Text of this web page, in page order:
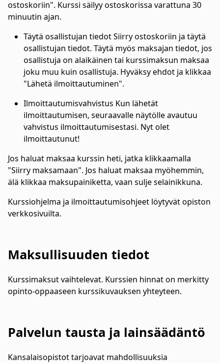
ostoskoriin". Kurssi säilyy ostoskorissa varattuna 30
minuutin ajan.
Täytä osallistujan tiedot Siirry ostoskoriin ja täytä
osallistujan tiedot. Täytä myös maksajan tiedot, jos
osallistuja on alaikäinen tai kurssimaksun maksaa
joku muu kuin osallistuja. Hyväksy ehdot ja klikkaa
"Lähetä ilmoittautuminen".
Ilmoittautumisvahvistus Kun lähetät
ilmoittautumisen, seuraavalle näytölle avautuu
vahvistus ilmoittautumisestasi. Nyt olet
ilmoittautunut!
Jos haluat maksaa kurssin heti, jatka klikkaamalla
"Siirry maksamaan". Jos haluat maksaa myöhemmin,
älä klikkaa maksupainiketta, vaan sulje selainikkuna.
Kurssiohjelma ja ilmoittautumisohjeet löytyvät opiston
verkkosivuilta.
Maksullisuuden tiedot
Kurssimaksut vaihtelevat. Kurssien hinnat on merkitty
opinto-oppaaseen kurssikuvauksen yhteyteen.
Palvelun tausta ja lainsäädäntö
Kansalaisopistot tarjoavat mahdollisuuksia